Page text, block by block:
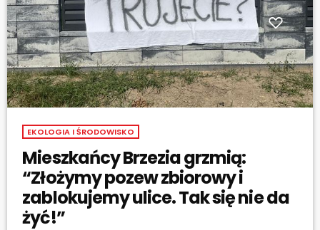
EKOLOGIA I ŚRODOWISKO
Mieszkańcy Brzezia grzmią:
“Złożymy pozew zbiorowy i
zablokujemy ulice. Tak się nie da
żyć!”